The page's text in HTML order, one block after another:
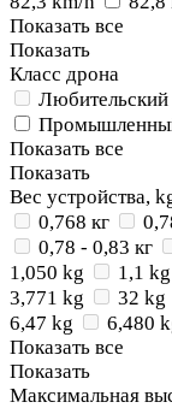
Показать все
Показать
Класс дрона
Любительский
Показать все
Показать
Вес устройства,
0,768 кг
0,78 - 0,83 кг
1,050 kg
1,1 kg
3,771 kg
32 kg
6,47 kg
6,480
Показать все
Показать
Максимальная